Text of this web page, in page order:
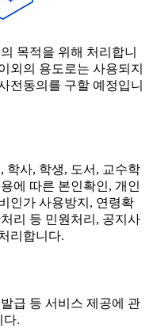
목적을 위해 처리합니
외의 용도로는 사용되지
전동의를 구할 예정입니
학사, 학생, 도서, 교수학
에 따른 본인확인, 개인
인가 사용방지, 연령확
리 등 민원처리, 공지사
리합니다.
급 등 서비스 제공에 관
다.